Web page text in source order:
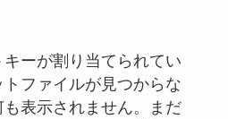
ーが割り当てられてい
ファイルが見つからな
表示されません。まだ